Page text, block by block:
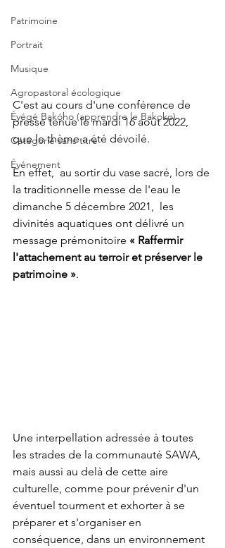
Patrimoine
Portrait
Musique
Agropastoral écologique
Éyégé Bakóho (apprendre le Bakoko)
Catégorie sans titre
Événement
C'est au cours d'une conférence de
presse tenue le mardi 16 août 2022,
que le thème a été dévoilé.
En effet,  au sortir du vase sacré, lors de
la traditionnelle messe de l'eau le
dimanche 5 décembre 2021,  les
divinités aquatiques ont délivré un
message prémonitoire « Raffermir
l'attachement au terroir et préserver le
patrimoine ».
Une interpellation adressée à toutes
les strades de la communauté SAWA,
mais aussi au delà de cette aire
culturelle, comme pour prévenir d'un
éventuel tourment et exhorter à se
préparer et s'organiser en
conséquence, dans un environnement